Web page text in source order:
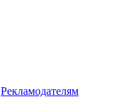
Рекламодателям